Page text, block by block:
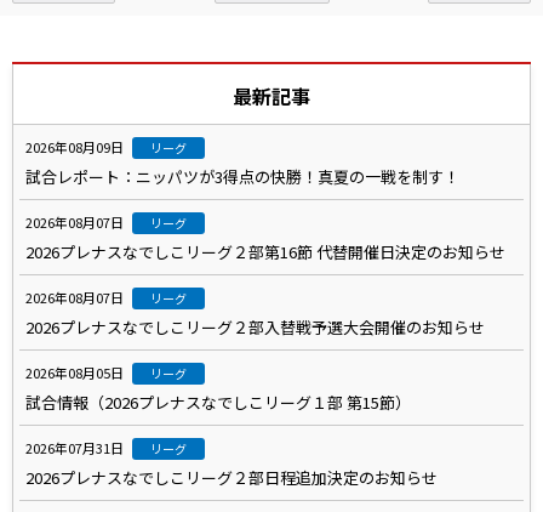
最新記事
2026年08月09日 リーグ
試合レポート：ニッパツが3得点の快勝！真夏の一戦を制す！
2026年08月07日 リーグ
2026プレナスなでしこリーグ２部第16節 代替開催日決定のお知らせ
2026年08月07日 リーグ
2026プレナスなでしこリーグ２部入替戦予選大会開催のお知らせ
2026年08月05日 リーグ
試合情報（2026プレナスなでしこリーグ１部 第15節）
2026年07月31日 リーグ
2026プレナスなでしこリーグ２部日程追加決定のお知らせ